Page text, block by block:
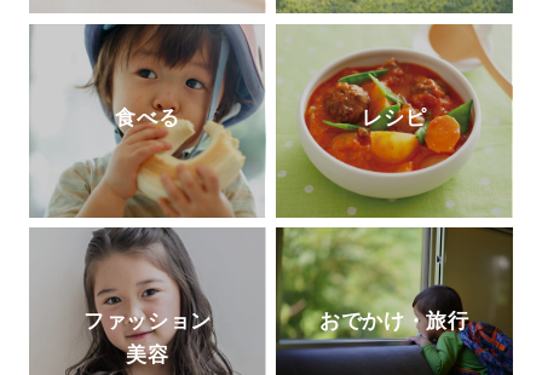
食べる レシピ
ファッション
美容
おでかけ・旅行